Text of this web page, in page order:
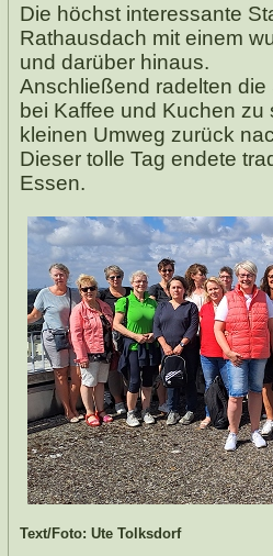
Die höchst interessante
Rathausdach mit einem
und darüber hinaus.
Anschließend radelten
bei Kaffee und Kuchen
kleinen Umweg zurück
Dieser tolle Tag endete
Essen.
Text/Foto: Ute Tolksdorf